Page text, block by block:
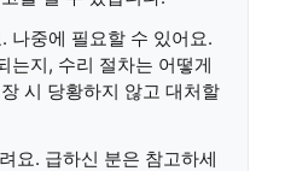
나중에 필요할 수 있어요.
는지, 수리 절차는 어떻게
시 당황하지 않고 대처할
요. 급하신 분은 참고하세